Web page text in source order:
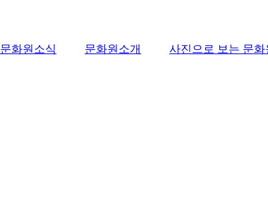
문화원소식 문화원소개 사진으로 보는 문화